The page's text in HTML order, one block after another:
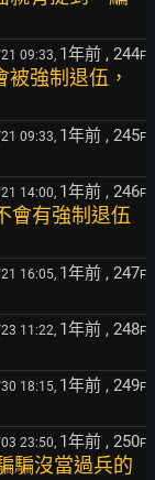
09:33, 1年前 , 244F
被強制退伍，
09:33, 1年前 , 245F
14:00, 1年前 , 246F
會有強制退伍
16:05, 1年前 , 247F
11:22, 1年前 , 248F
18:15, 1年前 , 249F
23:50, 1年前 , 250F
騙沒當過兵的